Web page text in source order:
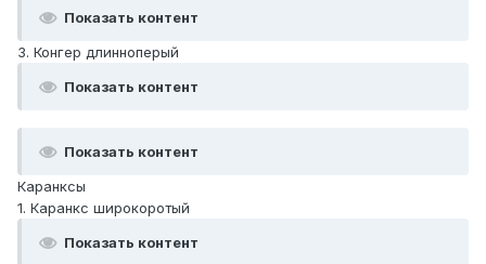
Показать контент
3. Конгер длинноперый
Показать контент
Показать контент
Каранксы
1. Каранкс широкоротый
Показать контент